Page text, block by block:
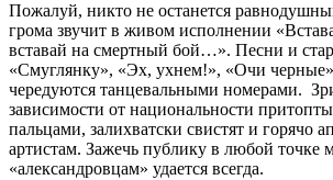
Пожалуй, никто не останется
грома звучит в живом исполнении
вставай на смертный бой…». Песни и
«Смуглянку», «Эх, ухнем!», «Очи
чередуются танцевальными номерами.
зависимости от национальности
пальцами, залихватски свистят и горячо
артистам. Зажечь публику в любой точке
«александровцам» удается всегда.